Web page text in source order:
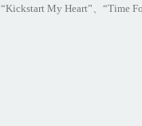
“Kickstart My Heart”、 “Time